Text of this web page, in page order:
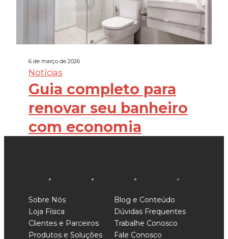
6 de março de 2026
Notícias
Guia completo para
renovar seu banheiro
com economia
Sobre Nós
Loja Física
Clientes e Parceiros
Produtos e Soluções
Blog e Conteúdo
Dúvidas Frequentes
Trabalhe Conosco
Fale Conosco